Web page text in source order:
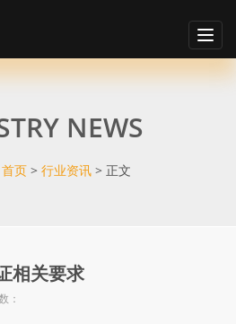
NEWS
首页 > 行业资讯 > 正文
相关要求
：